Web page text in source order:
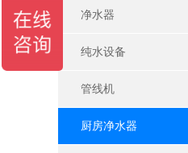
净水器
纯水设备
管线机
厨房净水器